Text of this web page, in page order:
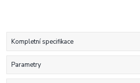
Kompletní specifikace
Parametry